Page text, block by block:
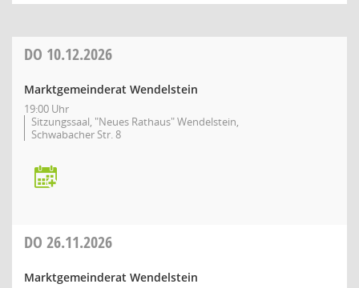
DO 10.12.2026
Marktgemeinderat Wendelstein
19:00 Uhr
Sitzungssaal, "Neues Rathaus" Wendelstein,
Schwabacher Str. 8
DO 26.11.2026
Marktgemeinderat Wendelstein